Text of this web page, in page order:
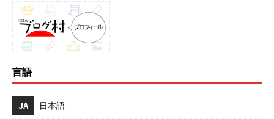
言語
JA 日本語